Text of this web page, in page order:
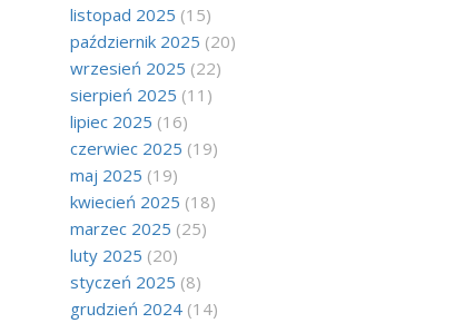
listopad 2025 (15)
październik 2025 (20)
wrzesień 2025 (22)
sierpień 2025 (11)
lipiec 2025 (16)
czerwiec 2025 (19)
maj 2025 (19)
kwiecień 2025 (18)
marzec 2025 (25)
luty 2025 (20)
styczeń 2025 (8)
grudzień 2024(14)